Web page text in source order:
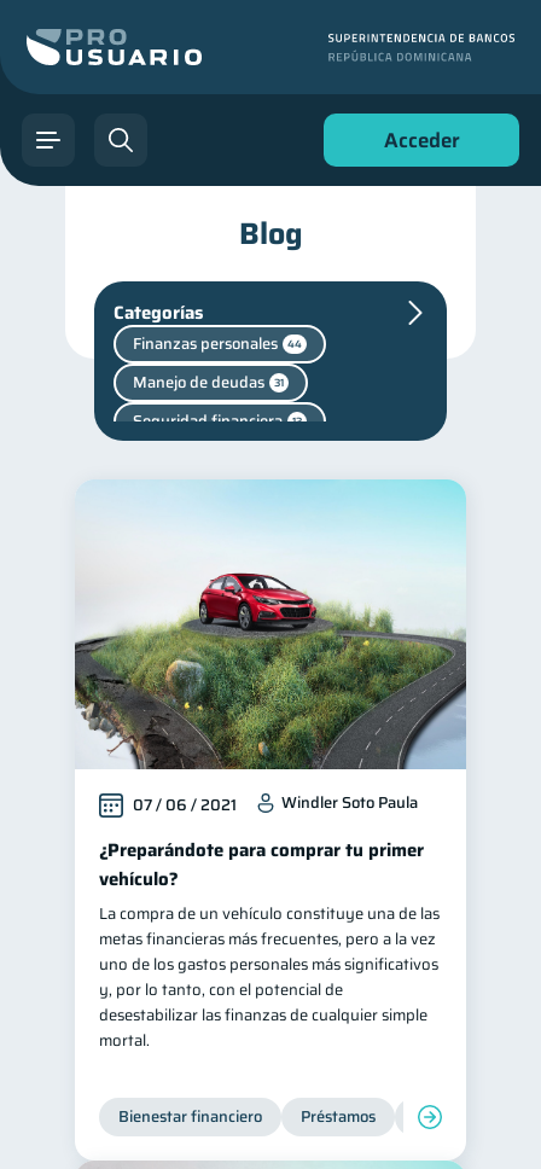
Acceder
Blog
Categorías
Finanzas personales 44
Manejo de deudas 31
Seguridad financiera 13
Finanzas en Pareja
Educación financiera 31
Finanzas para jóvenes 30
Control de deudas 30
Finanzas familiares 25
Inclusión financiera 22
Bienestar financiero 22
Finanzas para mujeres 20
Salud financiera
Organización Financiera 10
Entidad financiera 8
Préstamos 8
Tarjeta de crédito
Ciberseguridad 5
Servicios
07 / 06 / 2021 Windler Soto Paula
¿Preparándote para comprar tu primer
vehículo?
La compra de un vehículo constituye una de las
metas financieras más frecuentes, pero a la vez
uno de los gastos personales más significativos
y, por lo tanto, con el potencial de
desestabilizar las finanzas de cualquier simple
mortal.
Bienestar financiero Préstamos Ahorro